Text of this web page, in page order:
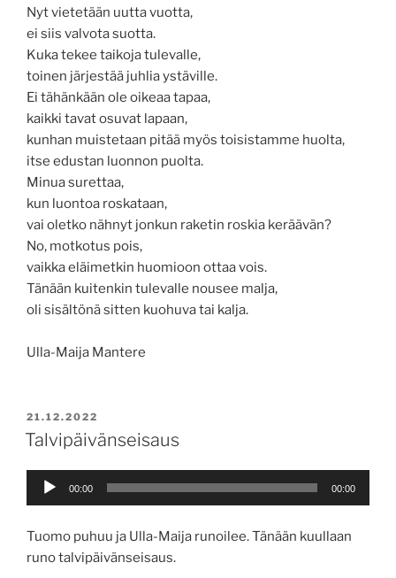
Nyt vietetään uutta vuotta,
ei siis valvota suotta.
Kuka tekee taikoja tulevalle,
toinen järjestää juhlia ystäville.
Ei tähänkään ole oikeaa tapaa,
kaikki tavat osuvat lapaan,
kunhan muistetaan pitää myös toisistamme huolta,
itse edustan luonnon puolta.
Minua surettaa,
kun luontoa roskataan,
vai oletko nähnyt jonkun raketin roskia keräävän?
No, motkotus pois,
vaikka eläimetkin huomioon ottaa vois.
Tänään kuitenkin tulevalle nousee malja,
oli sisältönä sitten kuohuva tai kalja.
Ulla-Maija Mantere
JULKAISTU
21.12.2022
Talvipäivänseisaus
Äänitoistin
00:00 00:00
Tuomo puhuu ja Ulla-Maija runoilee. Tänään kuullaan
runo talvipäivänseisaus.